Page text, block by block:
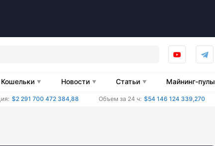
Кошельки Новости Статьи Майнинг-пулы
$2 291 700 472 384,88 Объем за 24 ч: $54 146 124 339,270